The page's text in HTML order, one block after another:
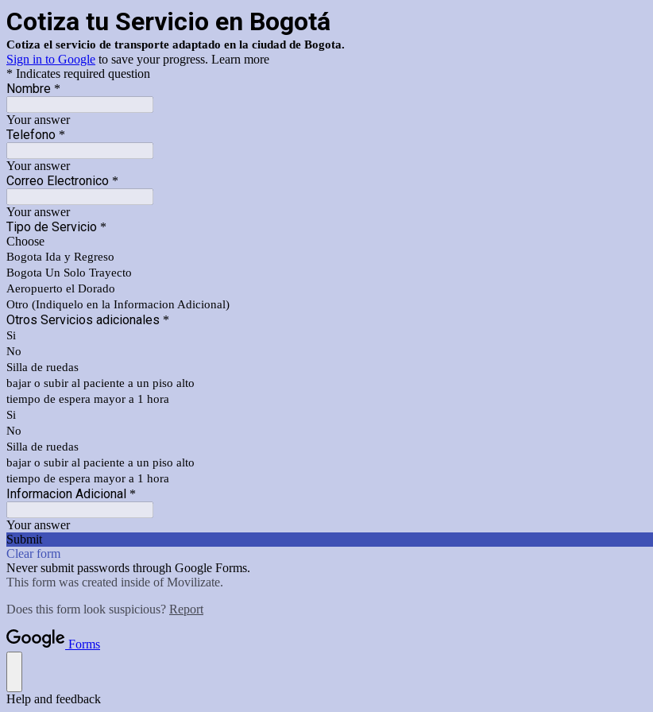
Cotiza tu Servicio en Bogotá
Cotiza el servicio de transporte adaptado en la ciudad de Bogota.
Sign in to Google to save your progress. Learn more
* Indicates required question
Nombre *
Your answer
Telefono *
Your answer
Correo Electronico *
Your answer
Tipo de Servicio *
Choose
Bogota Ida y Regreso
Bogota Un Solo Trayecto
Aeropuerto el Dorado
Otro (Indiquelo en la Informacion Adicional)
Otros Servicios adicionales *
Si
No
Silla de ruedas
bajar o subir al paciente a un piso alto
tiempo de espera mayor a 1 hora
Si
No
Silla de ruedas
bajar o subir al paciente a un piso alto
tiempo de espera mayor a 1 hora
Informacion Adicional *
Your answer
Submit
Clear form
Never submit passwords through Google Forms.
This form was created inside of Movilizate.
Does this form look suspicious? Report
Forms
Help and feedback